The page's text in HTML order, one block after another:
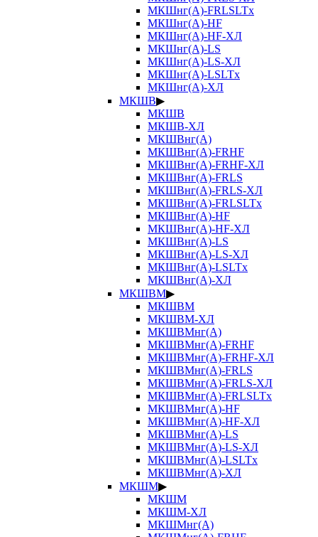
МКШнг(А)-FRLSLTx
МКШнг(А)-HF
МКШнг(А)-HF-ХЛ
МКШнг(А)-LS
МКШнг(А)-LS-ХЛ
МКШнг(А)-LSLTx
МКШнг(А)-ХЛ
МКШВ▶
МКШВ
МКШВ-ХЛ
МКШВнг(А)
МКШВнг(А)-FRHF
МКШВнг(А)-FRHF-ХЛ
МКШВнг(А)-FRLS
МКШВнг(А)-FRLS-ХЛ
МКШВнг(А)-FRLSLTx
МКШВнг(А)-HF
МКШВнг(А)-HF-ХЛ
МКШВнг(А)-LS
МКШВнг(А)-LS-ХЛ
МКШВнг(А)-LSLTx
МКШВнг(А)-ХЛ
МКШВМ▶
МКШВМ
МКШВМ-ХЛ
МКШВМнг(А)
МКШВМнг(А)-FRHF
МКШВМнг(А)-FRHF-ХЛ
МКШВМнг(А)-FRLS
МКШВМнг(А)-FRLS-ХЛ
МКШВМнг(А)-FRLSLTx
МКШВМнг(А)-HF
МКШВМнг(А)-HF-ХЛ
МКШВМнг(А)-LS
МКШВМнг(А)-LS-ХЛ
МКШВМнг(А)-LSLTx
МКШВМнг(А)-ХЛ
МКШМ▶
МКШМ
МКШМ-ХЛ
МКШМнг(А)